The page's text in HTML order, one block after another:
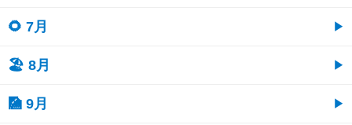
🌻 7月
🏖 8月
🎑 9月